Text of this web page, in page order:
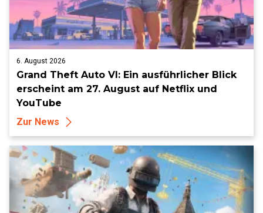
6. August 2026
Grand Theft Auto VI: Ein ausführlicher Blick
erscheint am 27. August auf Netflix und
YouTube
Zur News